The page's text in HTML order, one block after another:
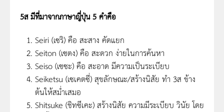
5ส มีที่มาจากภาษาญี่ปุ่น 5 คำคือ
Seiri (เซริ) คือ สะสาง คัดแยก
Seiton (เซตง) คือ สะดวก ง่ายในการค้นหา
Seiso (เซซะ) คือ สะอาด มีความเป็นระเบียบ
Seiketsu (เซเคตซี่) สุขลักษณะ/สร้างนิสัย ทำ 3ส ข้าง
ต้นให้สม่ำเสมอ
Shitsuke (ชิทซีเคะ) สร้างนิสัย ความมีระเบียบ วินัย โดย